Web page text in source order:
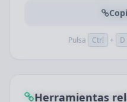
Pulsa Ctrl + D
Herramientas